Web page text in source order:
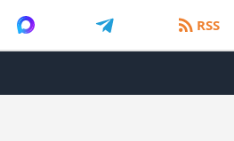
RSS